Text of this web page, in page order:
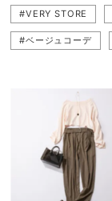
#VERY STORE
#ベージュコーデ